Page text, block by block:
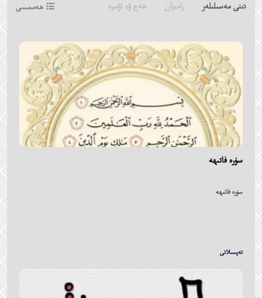
دىنى مەسىلىلەر رامىزان ھەج ۋە ئۆمرە ھەممىسى
سۈرە فاتىھە
سۈرە فاتىھە
تەپسىلاتى